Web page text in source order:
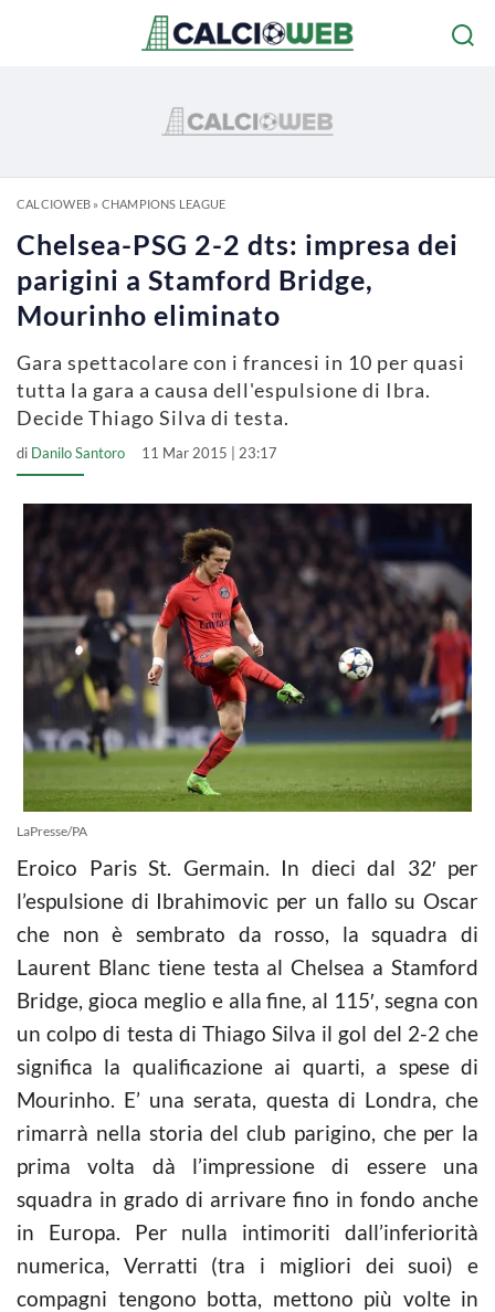
CALCIOWEB» CHAMPIONS LEAGUE
Chelsea-PSG 2-2 dts: impresa dei
parigini a Stamford Bridge,
Mourinho eliminato
Gara spettacolare con i francesi in 10 per quasi
tutta la gara a causa dell'espulsione di Ibra.
Decide Thiago Silva di testa.
di Danilo Santoro 11 Mar 2015 | 23:17
LaPresse/PA
Eroico Paris St. Germain. In dieci dal 32′ per
l’espulsione di Ibrahimovic per un fallo su Oscar
che non è sembrato da rosso, la squadra di
Laurent Blanc tiene testa al Chelsea a Stamford
Bridge, gioca meglio e alla fine, al 115′, segna con
un colpo di testa di Thiago Silva il gol del 2-2 che
significa la qualificazione ai quarti, a spese di
Mourinho. E’ una serata, questa di Londra, che
rimarrà nella storia del club parigino, che per la
prima volta dà l’impressione di essere una
squadra in grado di arrivare fino in fondo anche
in Europa. Per nulla intimoriti dall’inferiorità
numerica, Verratti (tra i migliori dei suoi) e
compagni tengono botta, mettono più volte in